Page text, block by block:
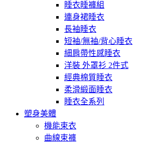
睡衣睡褲組
連身裙睡衣
長袖睡衣
短袖/無袖/背心睡衣
細肩帶性感睡衣
洋裝 外罩衫 2件式
經典棉質睡衣
柔滑緞面睡衣
睡衣全系列
塑身美體
機能束衣
曲線束褲